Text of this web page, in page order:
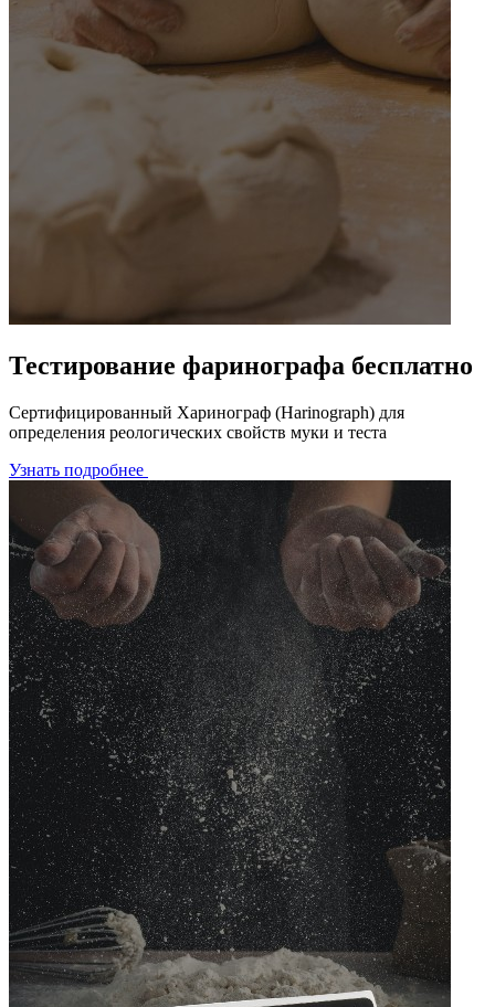
Тестирование фаринографа бесплатно
Сертифицированный Харинограф (Harinograph) для
определения реологических свойств муки и теста
Узнать подробнее